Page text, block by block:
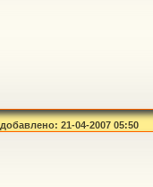
добавлено: 21-04-2007 05:50